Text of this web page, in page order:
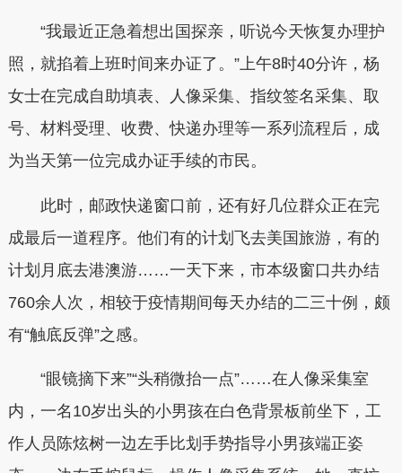
“我最近正急着想出国探亲，听说今天恢复办理护
照，就掐着上班时间来办证了。”上午8时40分许，杨
女士在完成自助填表、人像采集、指纹签名采集、取
号、材料受理、收费、快递办理等一系列流程后，成
为当天第一位完成办证手续的市民。
此时，邮政快递窗口前，还有好几位群众正在完
成最后一道程序。他们有的计划飞去美国旅游，有的
计划月底去港澳游……一天下来，市本级窗口共办结
760余人次，相较于疫情期间每天办结的二三十例，颇
有“触底反弹”之感。
“眼镜摘下来”“头稍微抬一点”……在人像采集室
内，一名10岁出头的小男孩在白色背景板前坐下，工
作人员陈炫树一边左手比划手势指导小男孩端正姿